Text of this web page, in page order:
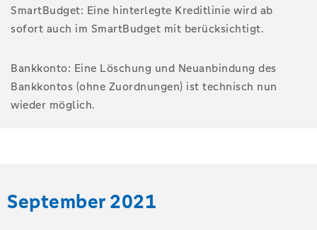
SmartBudget: Eine hinterlegte Kreditlinie wird ab
sofort auch im SmartBudget mit berücksichtigt.
Bankkonto: Eine Löschung und Neuanbindung des
Bankkontos (ohne Zuordnungen) ist technisch nun
wieder möglich.
September 2021